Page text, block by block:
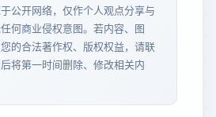
公开网络，仅作个人观点分享与
何商业侵权意图。若内容、图
的合法著作权、版权权益，请联
将第一时间删除、修改相关内